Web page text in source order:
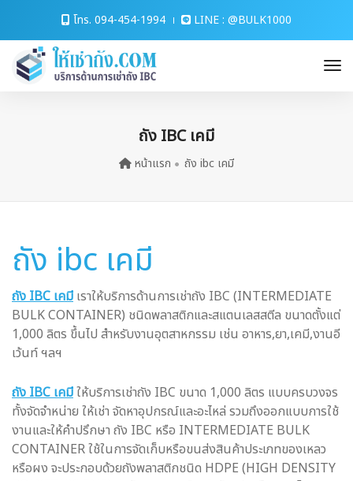
โทร. 094-454-1994 LINE : @BULK1000
ถัง IBC เคมี
หน้าแรก ถัง ibc เคมี
ถัง ibc เคมี
ถัง IBC เคมี เราให้บริการด้านการเช่าถัง IBC (INTERMEDIATE
BULK CONTAINER) ชนิดพลาสติกและสแตนเลสสตีล ขนาดตั้งแต่
1,000 ลิตร ขึ้นไป สำหรับงานอุตสาหกรรม เช่น อาหาร,ยา,เคมี,งานอี
เว้นท์ ฯลฯ
ถัง IBC เคมีให้บริการเช่าถัง IBC ขนาด 1,000 ลิตร แบบครบวงจร
ทั้งจัดจำหน่าย ให้เช่า จัดหาอุปกรณ์และอะไหล่ รวมถึงออกแบบการใช้
งานและให้คำปรึกษา ถัง IBC หรือ INTERMEDIATE BULK
CONTAINER ใช้ในการจัดเก็บหรือขนส่งสินค้าประเภทของเหลว
หรือผง จะประกอบด้วยถังพลาสติกชนิด HDPE (HIGH DENSITY